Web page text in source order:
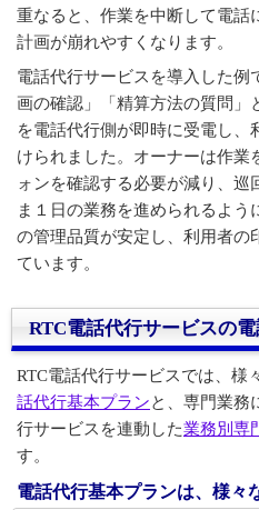
重なると、作業を中断して電話
計画が崩れやすくなります。
電話代行サービスを導入した例
画の確認」「精算方法の質問」
を電話代行側が即時に受電し、
けられました。オーナーは作業
ォンを確認する必要が減り、巡
ま１日の業務を進められるよ
の管理品質が安定し、利用者の
ています。
RTC電話代行サービスの
RTC電話代行サービスでは、様
話代行基本プランと、専門業務
行サービスを連動した業務別専
す。
電話代行基本プランは、様々